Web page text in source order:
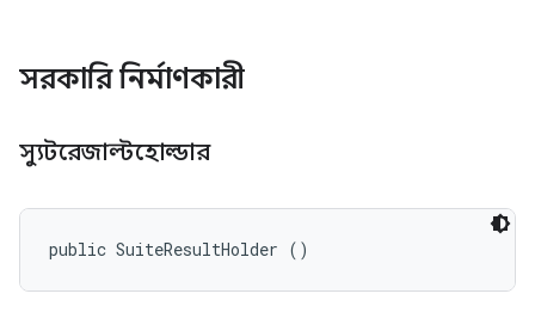
সরকারি নির্মাণকারী
স্যুটরেজাল্টহোল্ডার
public SuiteResultHolder ()